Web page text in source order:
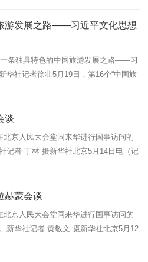
游发展之路——习近平文化思想
条独具特色的中国旅游发展之路——习
华社记者徐壮5月19日，第16个“中国旅
展步入快车道，日益成为新兴的战略
谈
京人民大会堂同来华进行国事访问的
记者 丁林 摄新华社北京5月14日电（记
，国家主席习近平在北京人民大会堂同
赫蒙会谈
京人民大会堂同来华进行国事访问的
新华社记者 黄敬文 摄新华社北京5月12
国家主席习近平在北京人民大会堂同来